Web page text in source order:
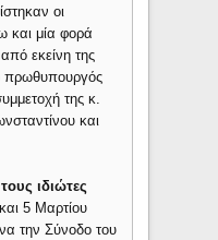
οι
και μία φορά
εκείνη της
πρωθυπουργός
της κ.
και
ιδιώτες
5 Μαρτίου
την Σύνοδο του